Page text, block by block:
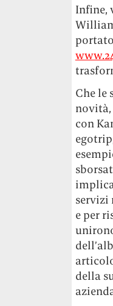
Infine,
Che le
con
servizi
e per
della